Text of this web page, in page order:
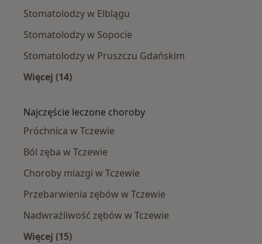
Stomatolodzy w Elblągu
Stomatolodzy w Sopocie
Stomatolodzy w Pruszczu Gdańskim
Więcej (14)
Najczęście leczone choroby
Próchnica w Tczewie
Ból zęba w Tczewie
Choroby miazgi w Tczewie
Przebarwienia zębów w Tczewie
Nadwrażliwość zębów w Tczewie
Więcej (15)